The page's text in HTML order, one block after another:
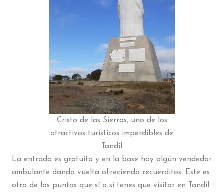
Cristo de las Sierras, uno de los
atractivos turísticos imperdibles de
Tandil
La entrada es gratuita y en la base hay algún vendedor
ambulante dando vuelta ofreciendo recuerditos. Este es
otro de los puntos que sí o sí tenes que visitar en Tandil.